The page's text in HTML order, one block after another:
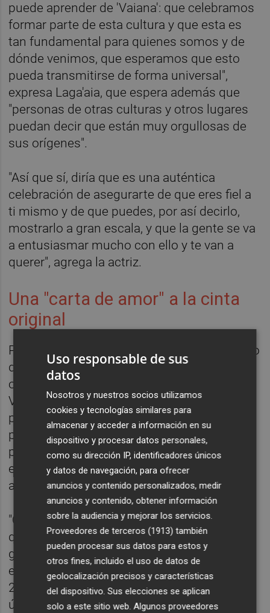
puede aprender de 'Vaiana': que celebramos
formar parte de esta cultura y que esta es
tan fundamental para quienes somos y de
dónde venimos, que esperamos que esto
pueda transmitirse de forma universal",
expresa Laga'aia, que espera además que
"personas de otras culturas y otros lugares
puedan decir que están muy orgullosas de
sus orígenes".
"Así que sí, diría que es una auténtica
celebración de asegurarte de que eres fiel a
ti mismo y de que puedes, por así decirlo,
mostrarlo a gran escala, y que la gente se va
a entusiasmar mucho con ello y te van a
querer", agrega la actriz.
Una "carta de amor" a la cinta
original
Para el remake, Laga'aia ha tomado el testigo
de Auli'i Cravalho, la actriz que en la cinta
original y su secuela prestaba su voz a
Vaiana y que en esta versión ejerce de
productora ejecutiva. "Hay mucho estrés
porque lo único que quieres es que se
parezca lo más posible a la versión original",
expone Laga'aia, abordando cómo fue
asumir el papel.
"Quieres que sea un homenaje a la original y
que la represente con todo el cariño y la
gratitud posibles, y... bueno, nuestra 'Vaiana'
es como una carta de amor a esa versión de
2016", asegura la actriz, señalando que la
única razón por la que se tiene el remake es
Uso responsable de sus
datos
Nosotros y nuestros socios utilizamos
cookies y tecnologías similares para
almacenar y acceder a información en su
dispositivo y procesar datos personales,
como su dirección IP, identificadores únicos
y datos de navegación, para ofrecer
anuncios y contenido personalizados, medir
anuncios y contenido, obtener información
sobre la audiencia y mejorar los servicios.
Proveedores de terceros (1913) también
pueden procesar sus datos para estos y
otros fines, incluido el uso de datos de
geolocalización precisos y características
del dispositivo. Sus elecciones se aplican
solo a este sitio web. Algunos proveedores